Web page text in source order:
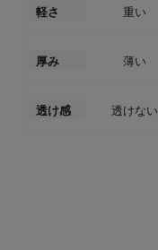
ぜひ見てみてください❤︎
軽さ 重い
厚み 薄い
透け感 透けない